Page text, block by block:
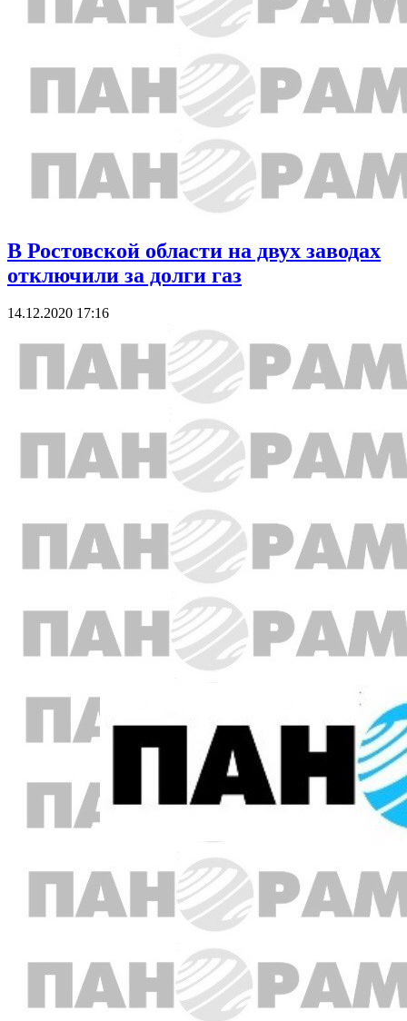
В Ростовской области на двух заводах
отключили за долги газ
14.12.2020 17:16